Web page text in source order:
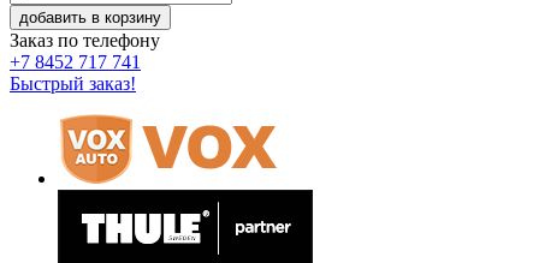
добавить в корзину
Заказ по телефону
+7 8452 717 741
Быстрый заказ!